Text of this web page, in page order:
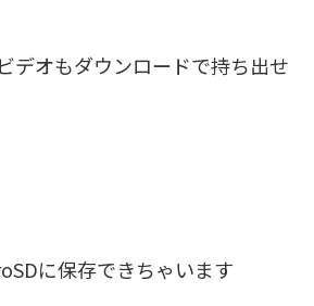
デオもダウンロードで持ち出せ
に保存できちゃいます